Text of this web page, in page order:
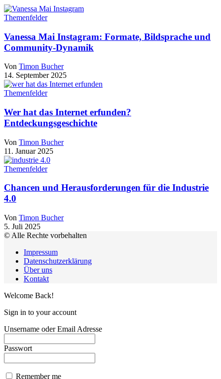
Themenfelder
Vanessa Mai Instagram: Formate, Bildsprache und
Community-Dynamik
Von Timon Bucher
14. September 2025
Themenfelder
Wer hat das Internet erfunden?
Entdeckungsgeschichte
Von Timon Bucher
11. Januar 2025
Themenfelder
Chancen und Herausforderungen für die Industrie
4.0
Von Timon Bucher
5. Juli 2025
© Alle Rechte vorbehalten
Impressum
Datenschutzerklärung
Über uns
Kontakt
Welcome Back!
Sign in to your account
Unsername oder Email Adresse
Passwort
Remember me